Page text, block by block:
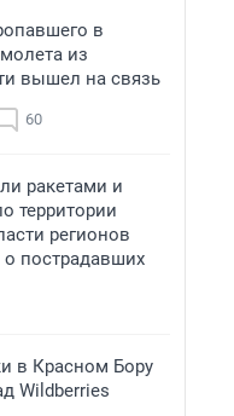
в
из
вышел на связь
60
ракетами и
территории
регионов
пострадавших
в Красном Бору
Wildberries